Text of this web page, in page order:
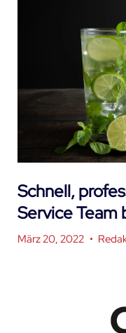
Schnell,
Service Team
März 20, 2022 •